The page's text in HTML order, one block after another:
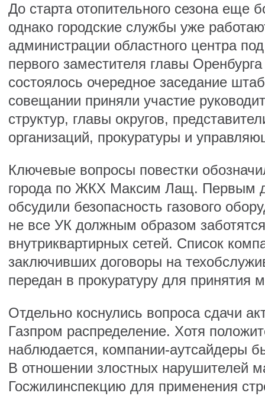
До старта отопительного сезона еще
однако городские службы уже
администрации областного центра
первого заместителя главы
состоялось очередное заседание
совещании приняли участие
структур, главы округов,
организаций, прокуратуры и
Ключевые вопросы повестки
города по ЖКХ Максим Лащ. Первым
обсудили безопасность газового
не все УК должным образом
внутриквартирных сетей. Список
заключивших договоры на
передан в прокуратуру для принятия
Отдельно коснулись вопроса сдачи
Газпром распределение. Хотя
наблюдается, компании-аутсайдеры
В отношении злостных нарушителей
Госжилинспекцию для применения